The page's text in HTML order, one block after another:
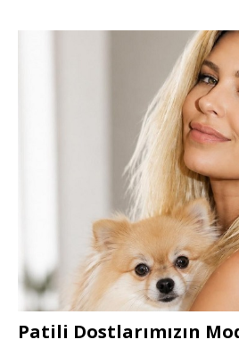
Patili Dostlarımızın